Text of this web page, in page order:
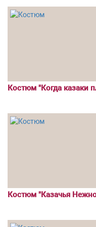
Костюм "Когда казаки
Костюм "Казачья